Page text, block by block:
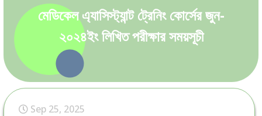
মেডিকেল এ্যাসিস্ট্যান্ট ট্রেনিং কোর্সের জুন-
২০২৪ইং লিখিত পরীক্ষার সময়সূচী
Sep 25, 2025